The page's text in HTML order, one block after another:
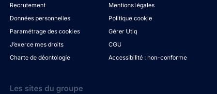
Recrutement
Mentions légales
Données personnelles
Politique cookie
Paramétrage des cookies
Gérer Utiq
J’exerce mes droits
CGU
Charte de déontologie
Accessibilité : non-conforme
Les sites du groupe